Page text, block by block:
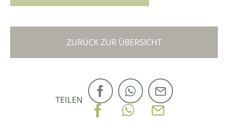
ZURÜCK ZUR ÜBERSICHT
TEILEN